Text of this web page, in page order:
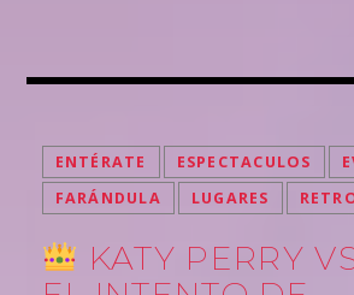
ENTÉRATE ESPECTACULOS
FARÁNDULA
LUGARES
KATY PERRY